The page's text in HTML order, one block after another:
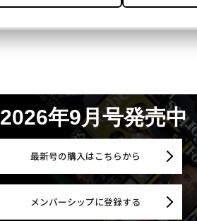
2026年9月号発売中
最新号の購入はこちらから
メンバーシップに登録する